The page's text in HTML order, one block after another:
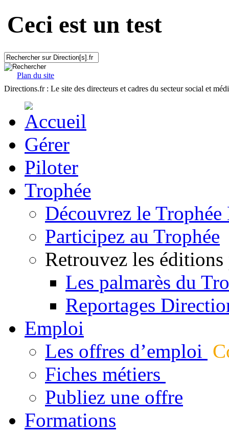
Ceci est un test
Plan du site
Directions.fr : Le site des directeurs et cadres du secteur social et
Gérer
Piloter
Trophée
Découvrez le
Participez au Trophée
Retrouvez les éditions
Les palmarès du
Reportages
Emploi
Les offres d’emploi
Fiches métiers
Publiez une offre
Formations